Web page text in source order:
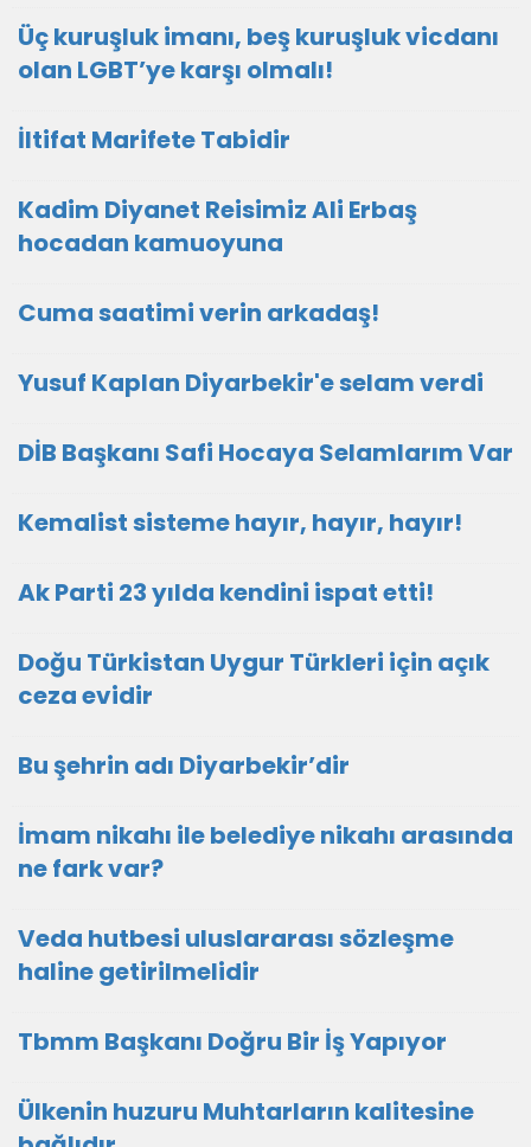
Üç kuruşluk imanı, beş kuruşluk vicdanı
olan LGBT’ye karşı olmalı!
İltifat Marifete Tabidir
Kadim Diyanet Reisimiz Ali Erbaş
hocadan kamuoyuna
Cuma saatimi verin arkadaş!
Yusuf Kaplan Diyarbekir'e selam verdi
DİB Başkanı Safi Hocaya Selamlarım Var
Kemalist sisteme hayır, hayır, hayır!
Ak Parti 23 yılda kendini ispat etti!
Doğu Türkistan Uygur Türkleri için açık
ceza evidir
Bu şehrin adı Diyarbekir’dir
İmam nikahı ile belediye nikahı arasında
ne fark var?
Veda hutbesi uluslararası sözleşme
haline getirilmelidir
Tbmm Başkanı Doğru Bir İş Yapıyor
Ülkenin huzuru Muhtarların kalitesine